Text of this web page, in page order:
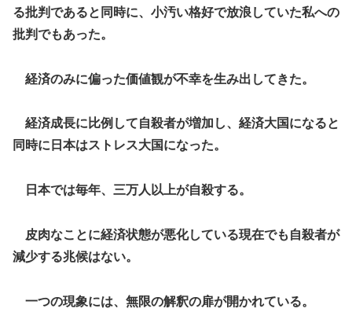
る批判であると同時に、小汚い格好で放浪していた私への
批判でもあった。
経済のみに偏った価値観が不幸を生み出してきた。
経済成長に比例して自殺者が増加し、経済大国になると
同時に日本はストレス大国になった。
日本では毎年、三万人以上が自殺する。
皮肉なことに経済状態が悪化している現在でも自殺者が
減少する兆候はない。
一つの現象には、無限の解釈の扉が開かれている。